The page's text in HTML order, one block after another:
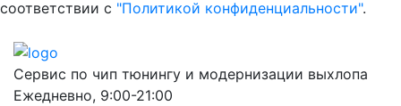
соответствии с "Политикой конфиденциальности".
Сервис по чип тюнингу и модернизации выхлопа
Ежедневно, 9:00-21:00